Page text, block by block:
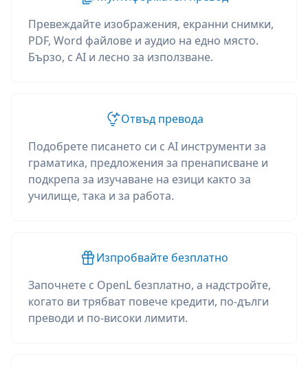
Превеждайте изображения, екранни снимки,
PDF, Word файлове и аудио на едно място.
Бързо, с AI и лесно за използване.
Отвъд превода
Подобрете писането си с AI инструменти за
граматика, предложения за пренаписване и
подкрепа за изучаване на езици както за
училище, така и за работа.
Изпробвайте безплатно
Започнете с OpenL безплатно, а надстройте,
когато ви трябват повече кредити, по-дълги
преводи и по-високи лимити.